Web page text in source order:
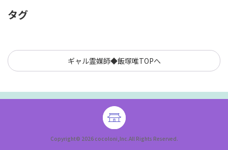
タグ
ギャル霊媒師◆飯塚唯TOPへ
Copyright© 2026 cocoloni,Inc.All Rights Reserved.